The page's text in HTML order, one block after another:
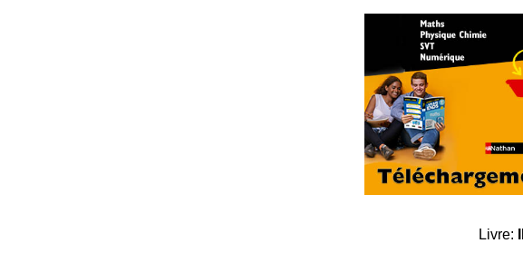
Livre: